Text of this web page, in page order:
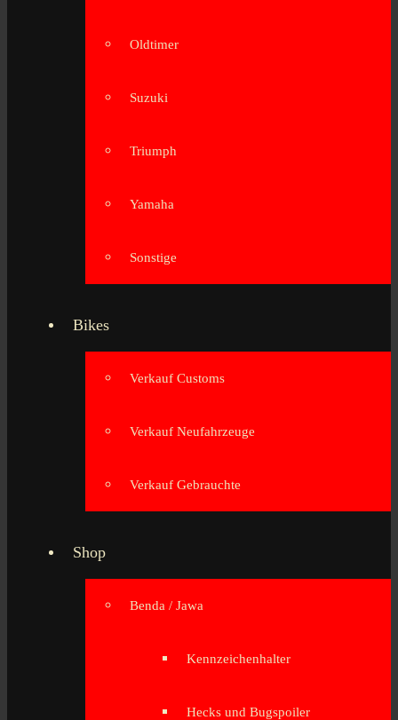
Oldtimer
Suzuki
Triumph
Yamaha
Sonstige
Bikes
Verkauf Customs
Verkauf Neufahrzeuge
Verkauf Gebrauchte
Shop
Benda / Jawa
Kennzeichenhalter
Hecks und Bugspoiler